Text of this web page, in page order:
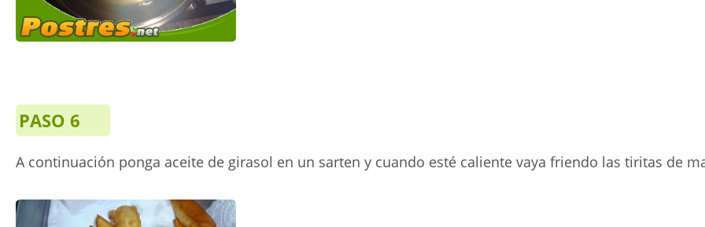
PASO 6
A continuación ponga aceite de girasol en un sarten y cuando esté caliente vaya friendo las tiritas de